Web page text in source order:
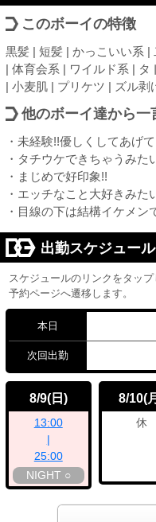
このボーイの特徴
黒髪 | 短髪 | かっこいい系 |
| 体育会系 | ワイルド系 |
| 小麦肌 | プリケツ | ズル剥
他のボーイ達から一
・未経験!!優しくしてあげ
・タチウケできちゃうみた
・まじめで好印象!!
・エッチなこと大好きみた
・目線の下は結構イケメン
出勤スケジュール
スケジュールのリンクをタップ
予約ページへ遷移します。
本日
次回出勤
8/9(日)
13:00
|
25:00
NIGHT ○
8/10(
休